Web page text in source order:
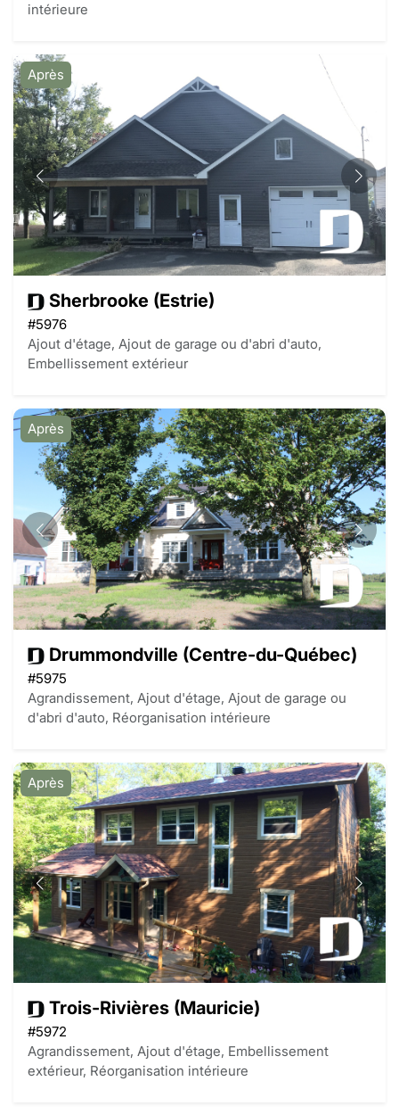
intérieure
Après
Sherbrooke (Estrie)
#5976
Ajout d'étage, Ajout de garage ou d'abri d'auto,
Embellissement extérieur
Après
Drummondville (Centre-du-Québec)
#5975
Agrandissement, Ajout d'étage, Ajout de garage ou
d'abri d'auto, Réorganisation intérieure
Après
Trois-Rivières (Mauricie)
#5972
Agrandissement, Ajout d'étage, Embellissement
extérieur, Réorganisation intérieure